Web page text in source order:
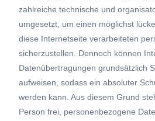
zahlreiche technische und
umgesetzt, um einen möglichst
diese Internetseite verarbeiteten
sicherzustellen. Dennoch können
Datenübertragungen grundsätzlich
aufweisen, sodass ein absoluter
werden kann. Aus diesem Grund
Person frei, personenbezogene